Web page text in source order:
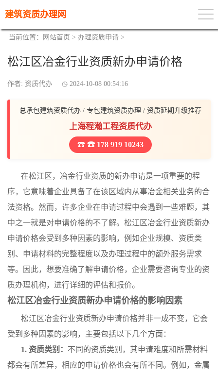
建筑资质办理网
当前位置： 网站首页 > 办理资质申请 >
松江区冶金行业资质新办申请价格
作者: 资质代办 2024-10-08 00:54:16
总承包建筑资质代办 / 专包建筑资质办理 / 资质延期升级推荐
上海程瀚工程资质代办
☎ 178 919 10243
在松江区，冶金行业资质的新办申请是一项重要的程
序，它意味着企业具备了在该区域内从事冶金相关业务的合
法资格。然而，许多企业在申请过程中会遇到一些难题，其
中之一就是对申请价格的不了解。松江区冶金行业资质新办
申请价格会受到多种因素的影响，例如企业规模、资质类
别、申请材料的完整程度以及办理过程中的额外服务需求
等。因此，想要准确了解申请价格，企业需要咨询专业的资
质办理机构，进行详细的评估和报价。
松江区冶金行业资质新办申请价格的影响因素
松江区冶金行业资质新办申请价格并非一成不变，它会
受到多种因素的影响，主要包括以下几个方面：
1. 资质类别： 不同的资质类别，其申请难度和所需材料
都会有所差异，相应的申请价格也会有所不同。例如，金属